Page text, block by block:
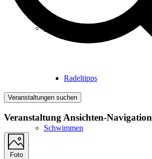
Radeltipps
Schwimmen
Veranstaltungen suchen
Veranstaltung Ansichten-Navigation
Foto